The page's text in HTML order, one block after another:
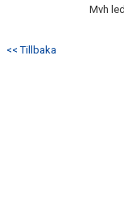
Mvh
<< Tillbaka